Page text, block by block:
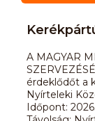
A MAGYAR
érdeklődőt a
Nyírteleki
Időpont: